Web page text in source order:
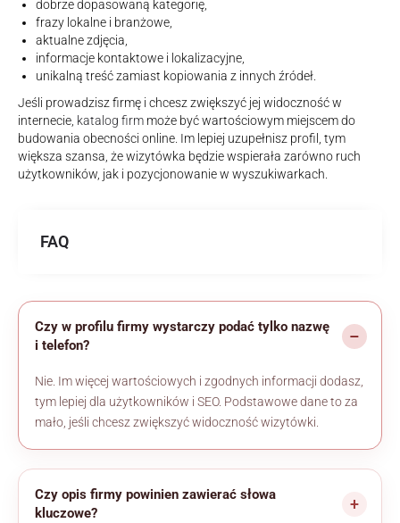
dobrze dopasowaną kategorię,
frazy lokalne i branżowe,
aktualne zdjęcia,
informacje kontaktowe i lokalizacyjne,
unikalną treść zamiast kopiowania z innych źródeł.
Jeśli prowadzisz firmę i chcesz zwiększyć jej widoczność w
internecie, katalog firm może być wartościowym miejscem do
budowania obecności online. Im lepiej uzupełnisz profil, tym
większa szansa, że wizytówka będzie wspierała zarówno ruch
użytkowników, jak i pozycjonowanie w wyszukiwarkach.
FAQ
Czy w profilu firmy wystarczy podać tylko nazwę
i telefon?
Nie. Im więcej wartościowych i zgodnych informacji dodasz,
tym lepiej dla użytkowników i SEO. Podstawowe dane to za
mało, jeśli chcesz zwiększyć widoczność wizytówki.
Czy opis firmy powinien zawierać słowa
kluczowe?